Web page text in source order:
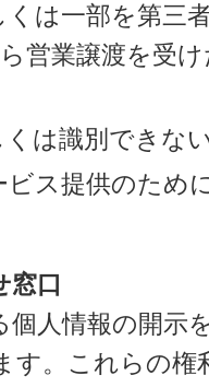
は一部を第三
営業譲渡を受
は識別できな
ス提供のため
窓口
人情報の開示
す。これらの権